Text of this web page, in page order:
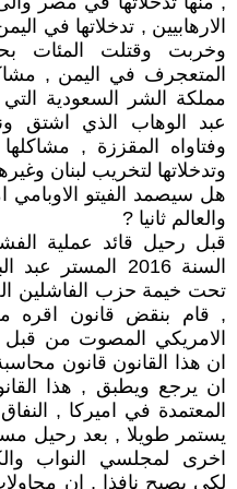
الارهابيين , تدخلاتها في
وخربت وقتلت المئات
المتعجرف في اليمن ,
مملكة الشر السعودية
عبد الوهاب الذي اشتق
وفتاواه المقززة ,
وتدخلاتها لتخريب لبنان
هل سيصمد الفيتو الاوبامي
والعالم ثانيا ?
قبل رحيل قائد عملية
السنة 2016
تحت خيمة حزب الفاشلين
, قام بنقض قانون اقره
الامريكي المصوت من قبل
ان هذا القانون قانون
ان يرجع ويطبق , هذا
المعتمدة في اميركا ,
يستمر طويلا , بعد رحيل
اخرى لمجلسي النواب
لكي يصبح نافذا , ان